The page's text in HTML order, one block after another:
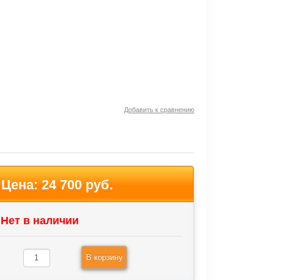
Добавить к сравнению
Цена:24 700 руб.
Нет в наличии
В корзину